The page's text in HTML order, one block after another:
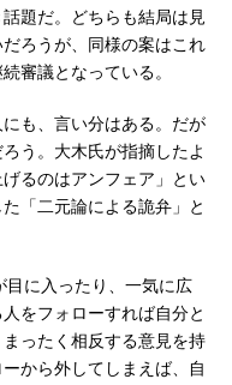
題だ。どちらも結局は見
ろうが、同様の案はこれ
審議となっている。
も、言い分はある。だが
う。大木氏が指摘したよ
るのはアンフェア」とい
「二元論による詭弁」と
に入ったり、一気に広
をフォローすれば自分と
ったく相反する意見を持
から外してしまえば、自